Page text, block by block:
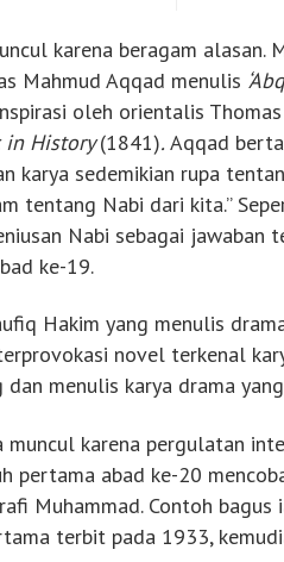
karena beragam alasan.
Mahmud Aqqad menulis
oleh orientalis
in History(1841). Aqqad
karya sedemikian rupa
tentang Nabi dari kita.”
Nabi sebagai jawaban
ke-19.
Hakim yang menulis
novel terkenal
menulis karya drama
karena pergulatan
pertama abad ke-20
Muhammad. Contoh
terbit pada 1933,